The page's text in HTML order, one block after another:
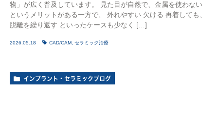
物」が広く普及しています。 見た目が自然で、金属を使わない
というメリットがある一方で、 外れやすい 欠ける 再着しても、
脱離を繰り返す といったケースも少なく […]
2026.05.18 CAD/CAM セラミック治療
インプラント・セラミックブログ